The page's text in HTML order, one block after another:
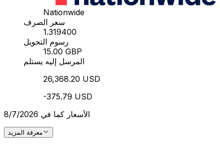
Nationwide
سعر الصرف
1.319400
رسوم التحويل
15.00 GBP
المرسل إليه يستلم
26,368.20 USD
-375.79 USD
الأسعار كما في 8/7/2026
معرفة المزيد